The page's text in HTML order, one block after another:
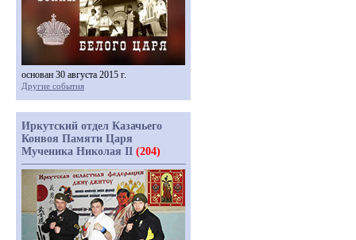
основан 30 августа 2015 г.
Другие события
Иркутский отдел Казачьего
Конвоя Памяти Царя
Мученика Николая II (204)